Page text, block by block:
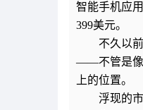
智能手机应
399美元。
不久以
——不管是像
上的位置。
浮现的